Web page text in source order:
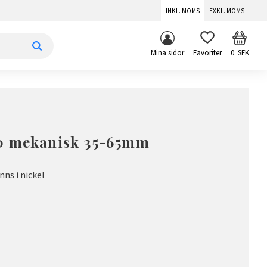
INKL. MOMS EXKL. MOMS
Mina sidor FAVORITER 0SEK
35-65mm
i nickel